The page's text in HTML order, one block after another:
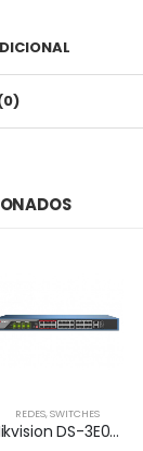
REDES,SWITCHES
Hikvision DS-3E0326P-E – Conmutador – sin gestionar – 24 x 10/100 (8 PoE) + 2 x Gigabit SFP (enlace ascendente) – sobremesa – PoE+ (370 W)